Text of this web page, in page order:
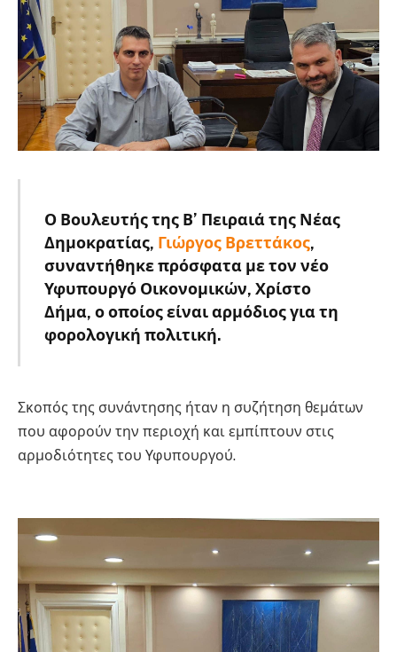
Ο Βουλευτής της Β’ Πειραιά της Νέας
Δημοκρατίας, Γιώργος Βρεττάκος,
συναντήθηκε πρόσφατα με τον νέο
Υφυπουργό Οικονομικών, Χρίστο
Δήμα, ο οποίος είναι αρμόδιος για τη
φορολογική πολιτική.
Σκοπός της συνάντησης ήταν η συζήτηση θεμάτων
που αφορούν την περιοχή και εμπίπτουν στις
αρμοδιότητες του Υφυπουργού.